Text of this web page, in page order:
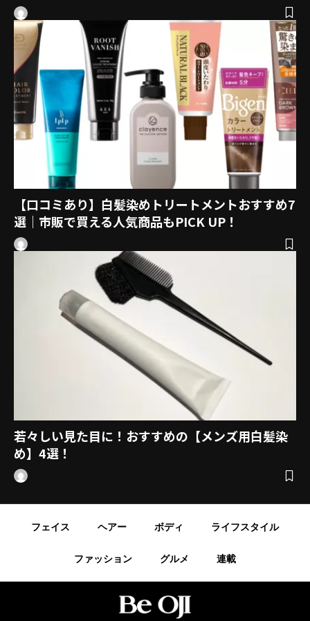
【口コミあり】白髪染めトリートメントおすすめ7
選｜市販で買える人気商品もPICK UP！
若々しい見た目に！おすすめの【メンズ用白髪染
め】4選！
フェイス ヘアー ボディ ライフスタイル
ファッション グルメ 連載